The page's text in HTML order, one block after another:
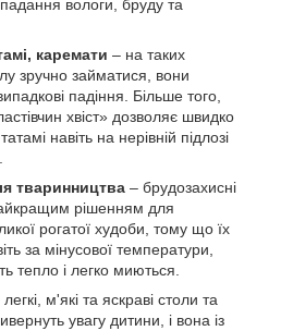
вологи, бруду та
каремати – на таких
зручно займатися, вони
падіння. Більше того,
хвіст» дозволяє швидко
навіть на нерівній підлозі
тваринництва – брудозахисні
рішенням для
рогатої худоби, тому що їх
за мінусової температури,
тепло і легко миються.
м'які та яскраві столи та
увагу дитини, і вона із